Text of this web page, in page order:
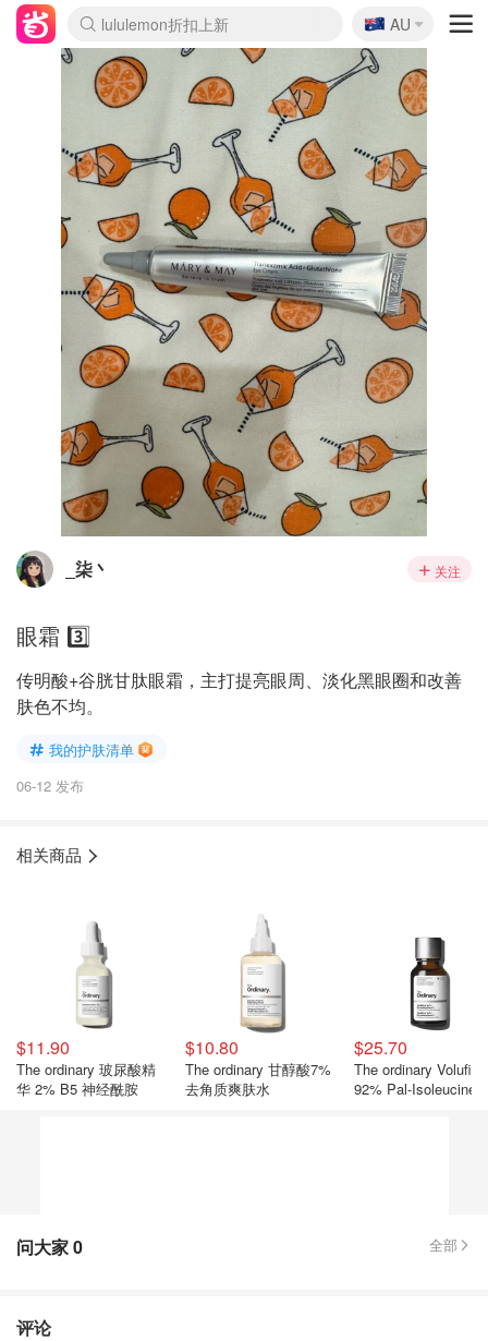
lululemon折扣上新
Sasa美妆护肤3.5折
SSENSE年中2.5折
FreshBeauty好价汇总
Cettire降价+叠9折
WWS Coles超市实拍
viagogo二手票捡漏
Myer折扣汇总
The Outnet奢牌1折起
David Jones 3折起
Flannels大牌1折
Perfumes Club护肤1折
AMIRO面罩$251
Amazon折扣汇总
eToro入金$200送$50
Amazon数码好物
ICONIC本周7.5折
ThedoubleF高奢地板价
Moose Knuckles 6折
EUFY摄像头$98
Selenichast首饰2折
Trip机票酒店促销
YSL送5件彩妆礼
Amazon家居好物
Amazon美妆护肤
雅漾大喷$8
过敏原检测盒$33
科颜氏高保湿面霜$29
SEALIFE海洋馆门票6折
丝塔芙大白罐$16
订阅Newsletter送香薰
Cult Beauty 6.8折
Harrods圣诞日历$525
LN-CC奢牌私促3折
d'Alba空姐喷雾$16
EVE LOM套装£56
Bernardelli独家4折
Adore Beauty 6折起
CT圣诞日历
Mytheresa奢品2.7折
Luxury Escapes 9折
Currentbody美容仪$881
MOON Garden Live
Roborock扫地机$649
Valentino官网5折
CR洗护套装$23
修丽可4件套$159
GANNI官网4.5折
Stylevana韩妆4折
Tessabit高奢8.5折
OGX洗发水$11
Amazon阿德莱德次日达
卡诗8.5折+赠礼
Philips Hue灯具8折
La Mer送8件礼值$529
🇦🇺
AU
_柒丶 关注
眼霜 3️⃣
传明酸+谷胱甘肽眼霜，主打提亮眼周、淡化黑眼圈和改善
肤色不均。
我的护肤清单
06-12 发布
相关商品
$11.90
The ordinary 玻尿酸精
华 2% B5 神经酰胺
$10.80
The ordinary 甘醇酸7%
去角质爽肤水
$25.70
The ordinary
92% Pal-Isoleucine
问大家0 全部
评论